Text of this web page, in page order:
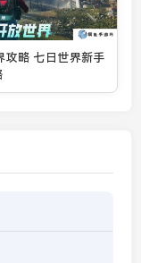
攻略 七日世界新手